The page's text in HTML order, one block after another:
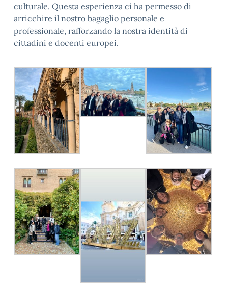
culturale. Questa esperienza ci ha permesso di
arricchire il nostro bagaglio personale e
professionale, rafforzando la nostra identità di
cittadini e docenti europei.